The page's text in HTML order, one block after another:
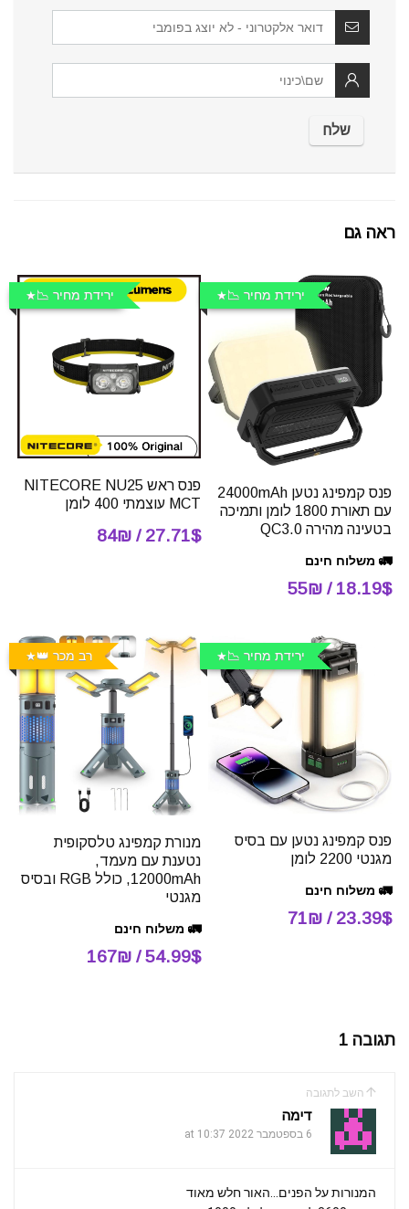
ראה גם
ירידת מחיר 📉
פנס קמפינג נטען 24000mAh
עם תאורת 1800 לומן ותמיכה
בטעינה מהירה QC3.0
🚛 משלוח חינם
18.19$ / 55₪
ירידת מחיר 📉
פנס ראש NITECORE NU25
MCT עוצמתי 400 לומן
27.71$ / 84₪
ירידת מחיר 📉
פנס קמפינג נטען עם בסיס
מגנטי 2200 לומן
🚛 משלוח חינם
23.39$ / 71₪
רב מכר 👑
מנורת קמפינג טלסקופית
נטענת עם מעמד,
12000mAh, כולל RGB ובסיס
מגנטי
🚛 משלוח חינם
54.99$ / 167₪
תגובה 1
השב לתגובה
דימה
6 בספטמבר 2022 at 10:37
המנורות על הפנים…האור חלש מאוד